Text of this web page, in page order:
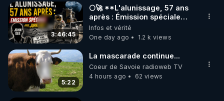
▶ 30 jours gratuit sur l’application de méditation et
de bien-être ENVOL :
Rendez-vous sur https://www.envol.app/code
le code : REGENERE
3:46:45
🌕🚀 **L'alunissage, 57 ans
après : Émission spéciale
avec John Doe !** 👨 🚀✨
Infos et vérité
One day ago
1.2 k views
5:22
La mascarade continue...
Coeur de Savoie radioweb TV
4 hours ago
62 views